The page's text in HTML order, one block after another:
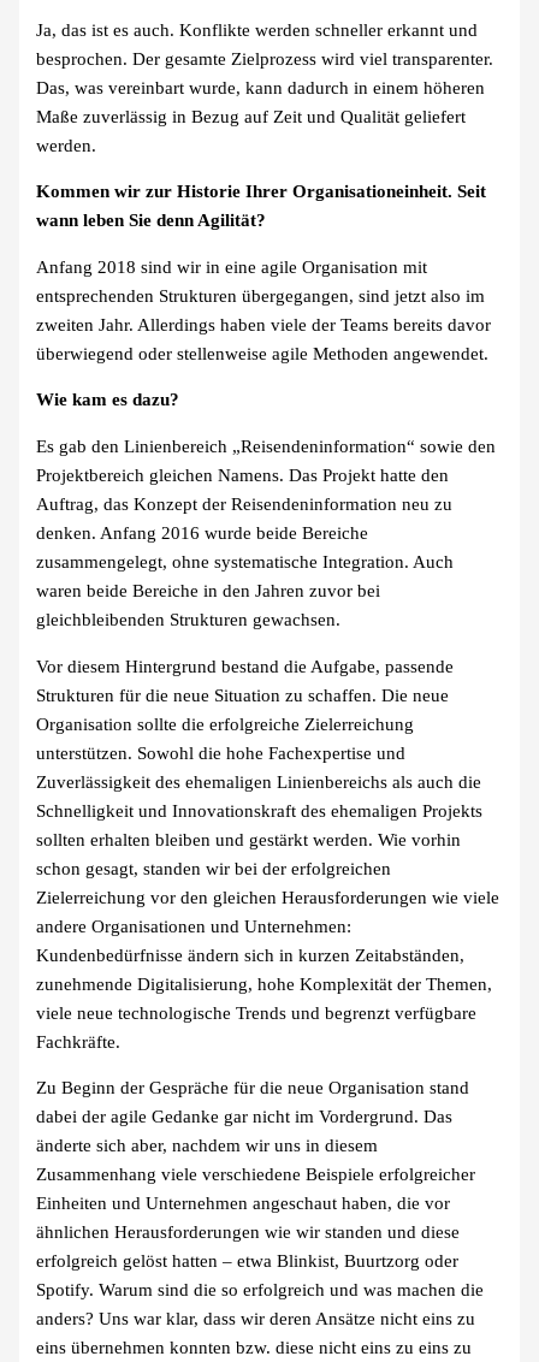
Ja, das ist es auch. Konflikte werden schneller erkannt und
besprochen. Der gesamte Zielprozess wird viel transparenter.
Das, was vereinbart wurde, kann dadurch in einem höheren
Maße zuverlässig in Bezug auf Zeit und Qualität geliefert
werden.
Kommen wir zur Historie Ihrer Organisationeinheit. Seit
wann leben Sie denn Agilität?
Anfang 2018 sind wir in eine agile Organisation mit
entsprechenden Strukturen übergegangen, sind jetzt also im
zweiten Jahr. Allerdings haben viele der Teams bereits davor
überwiegend oder stellenweise agile Methoden angewendet.
Wie kam es dazu?
Es gab den Linienbereich „Reisendeninformation“ sowie den
Projektbereich gleichen Namens. Das Projekt hatte den
Auftrag, das Konzept der Reisendeninformation neu zu
denken. Anfang 2016 wurde beide Bereiche
zusammengelegt, ohne systematische Integration. Auch
waren beide Bereiche in den Jahren zuvor bei
gleichbleibenden Strukturen gewachsen.
Vor diesem Hintergrund bestand die Aufgabe, passende
Strukturen für die neue Situation zu schaffen. Die neue
Organisation sollte die erfolgreiche Zielerreichung
unterstützen. Sowohl die hohe Fachexpertise und
Zuverlässigkeit des ehemaligen Linienbereichs als auch die
Schnelligkeit und Innovationskraft des ehemaligen Projekts
sollten erhalten bleiben und gestärkt werden. Wie vorhin
schon gesagt, standen wir bei der erfolgreichen
Zielerreichung vor den gleichen Herausforderungen wie viele
andere Organisationen und Unternehmen:
Kundenbedürfnisse ändern sich in kurzen Zeitabständen,
zunehmende Digitalisierung, hohe Komplexität der Themen,
viele neue technologische Trends und begrenzt verfügbare
Fachkräfte.
Zu Beginn der Gespräche für die neue Organisation stand
dabei der agile Gedanke gar nicht im Vordergrund. Das
änderte sich aber, nachdem wir uns in diesem
Zusammenhang viele verschiedene Beispiele erfolgreicher
Einheiten und Unternehmen angeschaut haben, die vor
ähnlichen Herausforderungen wie wir standen und diese
erfolgreich gelöst hatten – etwa Blinkist, Buurtzorg oder
Spotify. Warum sind die so erfolgreich und was machen die
anders? Uns war klar, dass wir deren Ansätze nicht eins zu
eins übernehmen konnten bzw. diese nicht eins zu eins zu